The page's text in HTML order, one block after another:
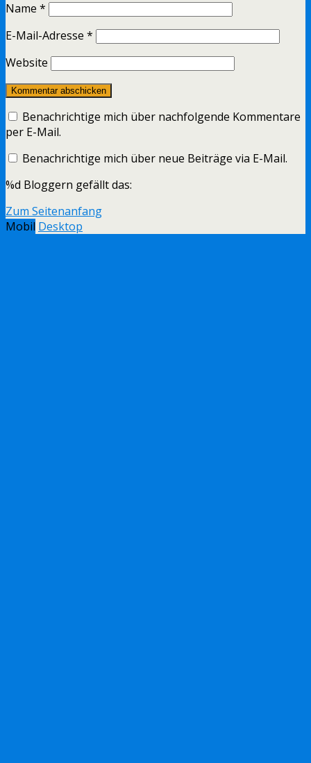
Name *
E-Mail-Adresse *
Website
Benachrichtige mich über nachfolgende Kommentare
per E-Mail.
Benachrichtige mich über neue Beiträge via E-Mail.
%d Bloggern gefällt das:
Zum Seitenanfang
Mobil Desktop